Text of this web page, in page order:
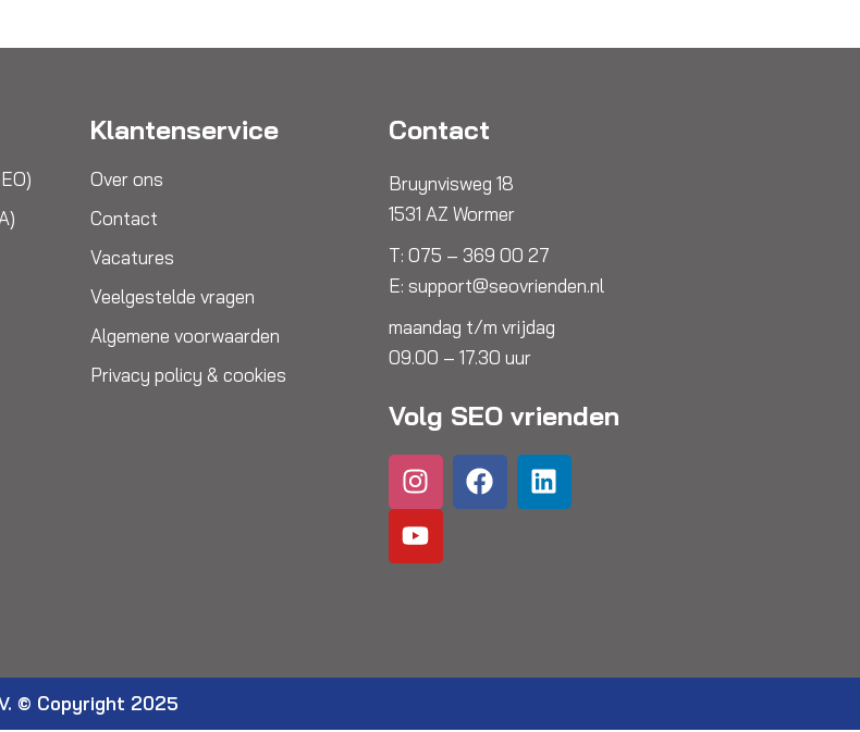
Klantenservice
Over ons
Contact
Vacatures
Veelgestelde vragen
Algemene voorwaarden
Privacy policy & cookies
Contact
Bruynvisweg 18
1531 AZ Wormer
T: 075 – 369 00 27
E: support@seovrienden.nl
maandag t/m vrijdag
09.00 – 17.30 uur
Volg SEO vrienden
I
n
s
t
m
F
a
L
i
Y
o
u
t
© Copyright 2025